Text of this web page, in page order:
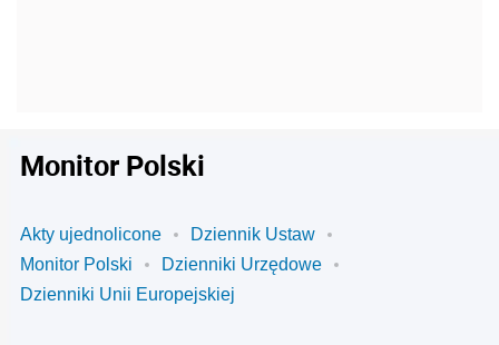
Monitor Polski
Akty ujednolicone
Dziennik Ustaw
Monitor Polski
Dzienniki Urzędowe
Dzienniki Unii Europejskiej